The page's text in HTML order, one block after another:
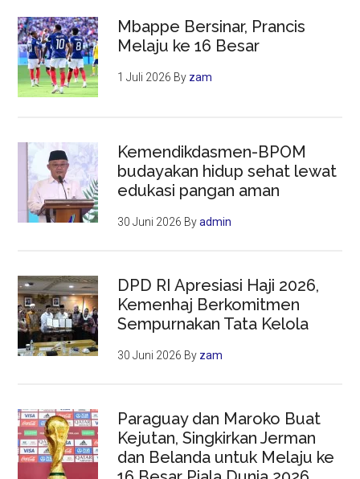
Mbappe Bersinar, Prancis
Melaju ke 16 Besar
1 Juli 2026 By zam
Kemendikdasmen-BPOM
budayakan hidup sehat lewat
edukasi pangan aman
30 Juni 2026 Byadmin
DPD RI Apresiasi Haji 2026,
Kemenhaj Berkomitmen
Sempurnakan Tata Kelola
30 Juni 2026 By zam
Paraguay dan Maroko Buat
Kejutan, Singkirkan Jerman
dan Belanda untuk Melaju ke